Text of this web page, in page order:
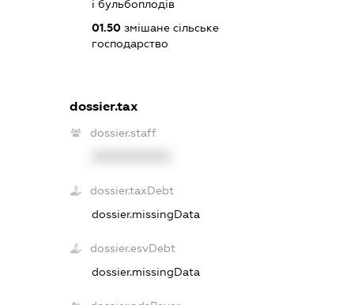
і бульбоплодів
01.50змішане сільське
господарство
dossier.tax
dossier.staff
dossier.taxDebt
dossier.missingData
dossier.esvDebt
dossier.missingData